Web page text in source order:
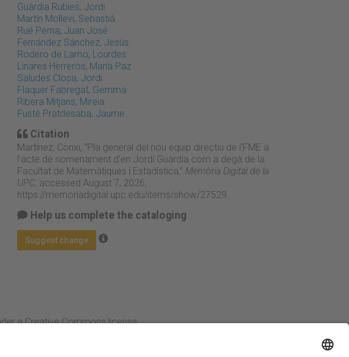
Guàrdia Rubies, Jordi
Martín Mollevi, Sebastià
Rué Perna, Juan José
Fernández Sánchez, Jesús
Rodero de Lamo, Lourdes
Linares Herreros, María Paz
Saludes Closa, Jordi
Flaquer Fabregat, Gemma
Ribera Mitjans, Mireia
Fusté Pratdesaba, Jaume
Citation
Martínez, Conxi, “Pla general del nou equip directiu de l’FME a
l’acte de nomenament d'en Jordi Guàrdia com a degà de la
Facultat de Matemàtiques i Estadística,” Memòria Digital de la
UPC, accessed August 7, 2026,
https://memoriadigital.upc.edu/items/show/27529
Help us complete the cataloging
Suggest change
a Creative Commons license: